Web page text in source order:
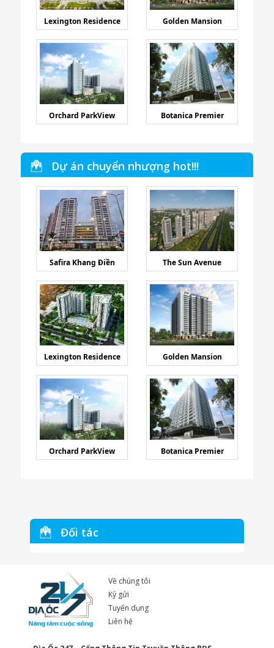
Lexington Residence Golden Mansion
Orchard ParkView Botanica Premier
Dự án chuyển nhượng hot!!!
Safira Khang Điền The Sun Avenue
Lexington Residence Golden Mansion
Orchard ParkView Botanica Premier
Đối tác
Về chúng tôi
Ký gửi
Tuyển dụng
Liên hệ